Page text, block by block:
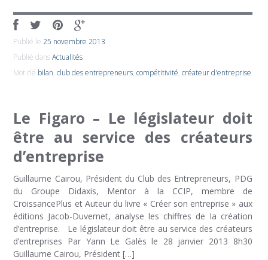
Publié le25 novembre 2013
Publié dansActualités
Mot clé bilan,club des entrepreneurs,compétitivité,créateur d'entreprise
Le Figaro – Le législateur doit
être au service des créateurs
d’entreprise
Guillaume Cairou, Président du Club des Entrepreneurs, PDG
du Groupe Didaxis, Mentor à la CCIP, membre de
CroissancePlus et Auteur du livre « Créer son entreprise » aux
éditions Jacob-Duvernet, analyse les chiffres de la création
d’entreprise. Le législateur doit être au service des créateurs
d’entreprises Par Yann Le Galès le 28 janvier 2013 8h30
Guillaume Cairou, Président […]